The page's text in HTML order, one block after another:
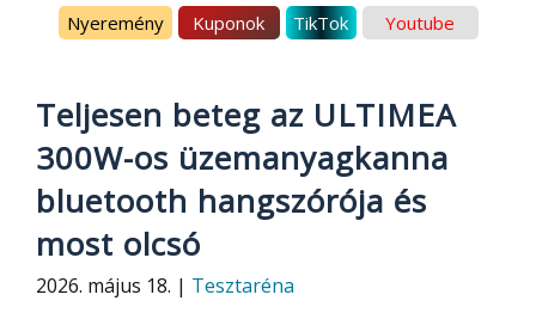
Nyeremény Kuponok TikTok Youtube
Teljesen beteg az ULTIMEA
300W-os üzemanyagkanna
bluetooth hangszórója és
most olcsó
2026. május 18. | Tesztaréna